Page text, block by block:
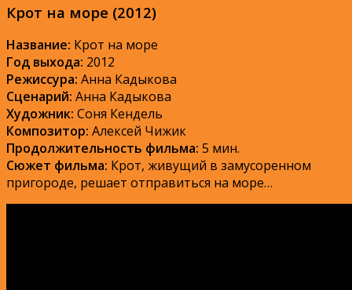
Крот на море (2012)
Название: Крот на море
Год выхода: 2012
Режиссура: Анна Кадыкова
Сценарий: Анна Кадыкова
Художник: Соня Кендель
Композитор: Алексей Чижик
Продолжительность фильма: 5 мин.
Сюжет фильма: Крот, живущий в замусоренном
пригороде, решает отправиться на море…